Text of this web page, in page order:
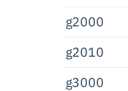
g2000
g2010
g3000